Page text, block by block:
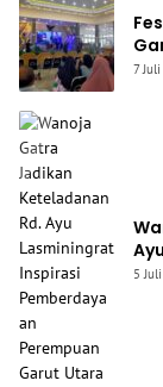
7
5